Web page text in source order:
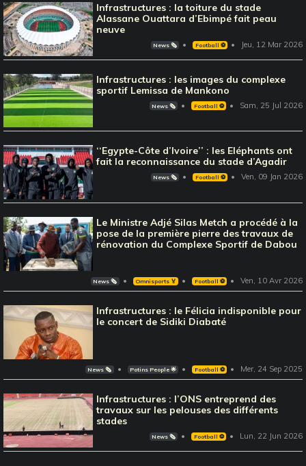
Infrastructures : la toiture du stade
Alassane Ouattara d’Ebimpé fait peau
neuve
News 🗞️ Football ⚽️ Jeu, 12 Mar 2026
Infrastructures : les images du complexe
sportif Lemissa de Mankono
News 🗞️ Football ⚽️ Sam, 25 Jul 2026
‘‘Egypte-Côte d’Ivoire’’ : les Eléphants ont
fait la reconnaissance du stade d’Agadir
News 🗞️ Football ⚽️ Ven, 09 Jan 2026
Le Ministre Adjé Silas Metch a procédé à la
pose de la première pierre des travaux de
rénovation du Complexe Sportif de Dabou
News 🗞️ Omnisports 🏅 Football ⚽️ Ven, 10 Avr 2026
Infrastructures : le Félicia indisponible pour
le concert de Sidiki Diabaté
News 🗞️ Potins People 🌟 Football ⚽️ Mer, 24 Sep 2025
Infrastructures : l’ONS entreprend des
travaux sur les pelouses des différents
stades
News 🗞️ Football ⚽️ Lun, 22 Jun 2026